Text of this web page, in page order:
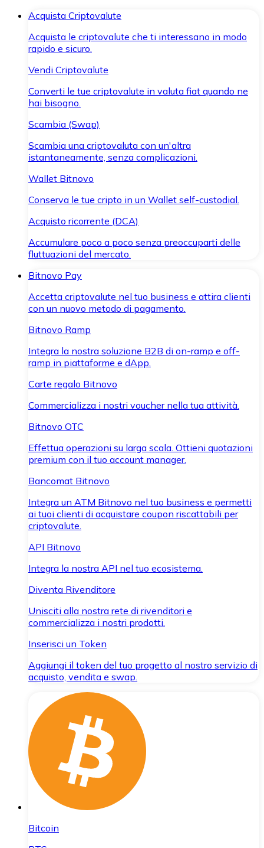
Acquista Criptovalute
Acquista le criptovalute che ti interessano in modo
rapido e sicuro.
Vendi Criptovalute
Converti le tue criptovalute in valuta fiat quando ne
hai bisogno.
Scambia (Swap)
Scambia una criptovaluta con un'altra
istantaneamente, senza complicazioni.
Wallet Bitnovo
Conserva le tue cripto in un Wallet self-custodial.
Acquisto ricorrente (DCA)
Accumulare poco a poco senza preoccuparti delle
fluttuazioni del mercato.
Bitnovo Pay
Accetta criptovalute nel tuo business e attira clienti
con un nuovo metodo di pagamento.
Bitnovo Ramp
Integra la nostra soluzione B2B di on-ramp e off-
ramp in piattaforme e dApp.
Carte regalo Bitnovo
Commercializza i nostri voucher nella tua attività.
Bitnovo OTC
Effettua operazioni su larga scala. Ottieni quotazioni
premium con il tuo account manager.
Bancomat Bitnovo
Integra un ATM Bitnovo nel tuo business e permetti
ai tuoi clienti di acquistare coupon riscattabili per
criptovalute.
API Bitnovo
Integra la nostra API nel tuo ecosistema.
Diventa Rivenditore
Unisciti alla nostra rete di rivenditori e
commercializza i nostri prodotti.
Inserisci un Token
Aggiungi il token del tuo progetto al nostro servizio di
acquisto, vendita e swap.
Bitcoin